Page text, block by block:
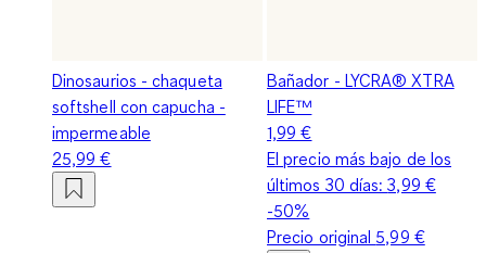
Dinosaurios - chaqueta
softshell con capucha -
impermeable
25,99 €
Bañador - LYCRA® XTRA
LIFE™
1,99 €
El precio más bajo de los
últimos 30 días:3,99 €
-50%
Precio original 5,99 €